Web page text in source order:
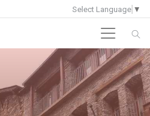
Select Language ▼